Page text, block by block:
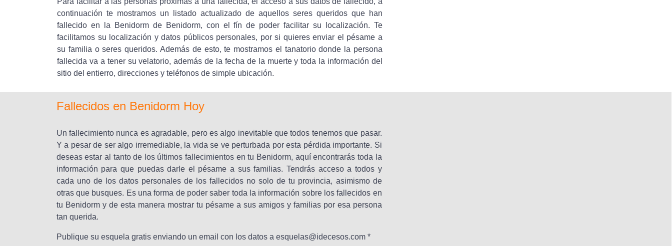
continuación te mostramos un listado actualizado de aquellos seres queridos que han
fallecido en la Benidorm de Benidorm, con el fín de poder facilitar su localización. Te
facilitamos su localización y datos públicos personales, por si quieres enviar el pésame a
su familia o seres queridos. Además de esto, te mostramos el tanatorio donde la persona
fallecida va a tener su velatorio, además de la fecha de la muerte y toda la información del
sitio del entierro, direcciones y teléfonos de simple ubicación.
Fallecidos en Benidorm Hoy
Un fallecimiento nunca es agradable, pero es algo inevitable que todos tenemos que pasar.
Y a pesar de ser algo irremediable, la vida se ve perturbada por esta pérdida importante. Si
deseas estar al tanto de los últimos fallecimientos en tu Benidorm, aquí encontrarás toda la
información para que puedas darle el pésame a sus familias. Tendrás acceso a todos y
cada uno de los datos personales de los fallecidos no solo de tu provincia, asimismo de
otras que busques. Es una forma de poder saber toda la información sobre los fallecidos en
tu Benidorm y de esta manera mostrar tu pésame a sus amigos y familias por esa persona
tan querida.
Publique su esquela gratis enviando un email con los datos a esquelas@idecesos.com *